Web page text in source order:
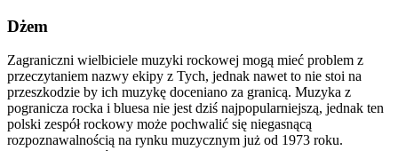
Dżem
Zagraniczni wielbiciele muzyki rockowej mogą mieć problem z
przeczytaniem nazwy ekipy z Tych, jednak nawet to nie stoi na
przeszkodzie by ich muzykę doceniano za granicą. Muzyka z
pogranicza rocka i bluesa nie jest dziś najpopularniejszą, jednak ten
polski zespół rockowy może pochwalić się niegasnącą
rozpoznawalnością na rynku muzycznym już od 1973 roku.